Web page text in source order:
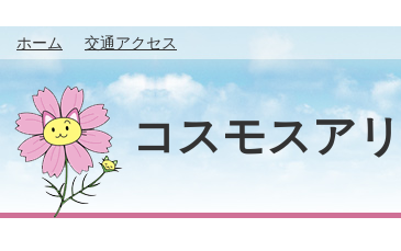
コスモスア
ホーム 交通アクセス